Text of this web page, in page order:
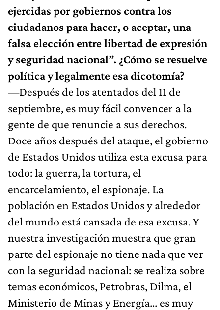
ejercidas por gobiernos contra los
ciudadanos para hacer, o aceptar, una
falsa elección entre libertad de expresión
y seguridad nacional”. ¿Cómo se resuelve
política y legalmente esa dicotomía?
—Después de los atentados del 11 de
septiembre, es muy fácil convencer a la
gente de que renuncie a sus derechos.
Doce años después del ataque, el gobierno
de Estados Unidos utiliza esta excusa para
todo: la guerra, la tortura, el
encarcelamiento, el espionaje. La
población en Estados Unidos y alrededor
del mundo está cansada de esa excusa. Y
nuestra investigación muestra que gran
parte del espionaje no tiene nada que ver
con la seguridad nacional: se realiza sobre
temas económicos, Petrobras, Dilma, el
Ministerio de Minas y Energía... es muy